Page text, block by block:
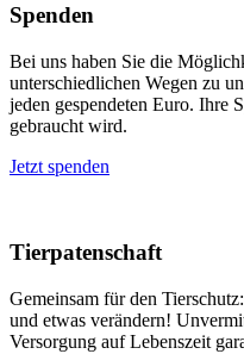
Spenden
Bei uns haben Sie die
unterschiedlichen Wegen zu
jeden gespendeten Euro. Ihre
gebraucht wird.
Jetzt spenden
Tierpatenschaft
Gemeinsam für den
und etwas verändern!
Versorgung auf Lebenszeit